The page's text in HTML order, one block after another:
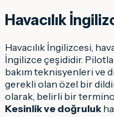
Havacılık
Havacılık İngilizcesi,
İngilizce çeşididir.
bakım teknisyenleri ve
gerekli olan özel bir
olarak, belirli bir
Kesinlik ve doğruluk